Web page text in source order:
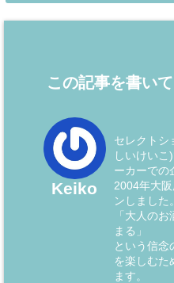
この記事を書い
Keiko
セレクトシ
しいけいこ
ーカーでの
2004年大
ンしました。
「大人の
まる」
という信念
を楽しむた
ます。